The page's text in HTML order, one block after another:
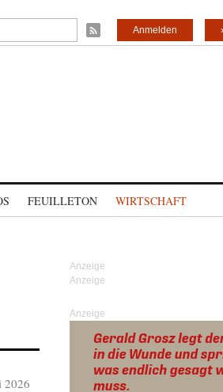
Anmelden
FEUILLETON WIRTSCHAFT
2026
Anzeige